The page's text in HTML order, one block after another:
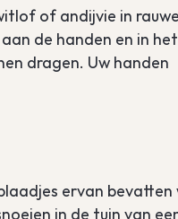
of andijvie in rauwe
de handen en in het
dragen. Uw handen
ervan bevatten
in de tuin van